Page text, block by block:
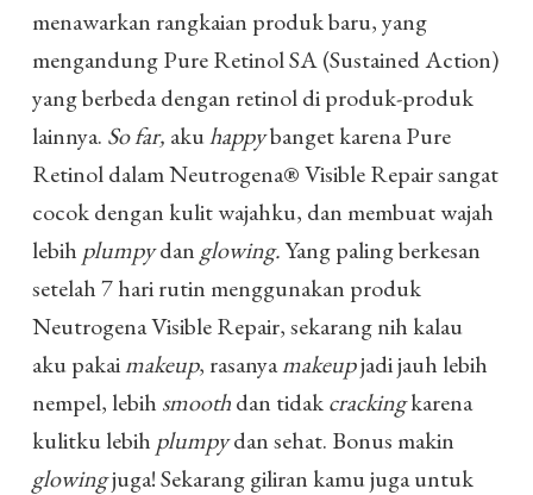
menawarkan rangkaian produk baru, yang
mengandung Pure Retinol SA (Sustained Action)
yang berbeda dengan retinol di produk-produk
lainnya. So far, akuhappybanget karena Pure
Retinol dalam Neutrogena® Visible Repair sangat
cocok dengan kulit wajahku, dan membuat wajah
lebih plumpydan glowing.Yang paling berkesan
setelah 7 hari rutin menggunakan produk
Neutrogena Visible Repair, sekarang nih kalau
aku pakaimakeup, rasanyamakeupjadi jauh lebih
nempel, lebih smoothdan tidakcrackingkarena
kulitku lebih plumpydan sehat. Bonus makin
glowingjuga! Sekarang giliran kamu juga untuk